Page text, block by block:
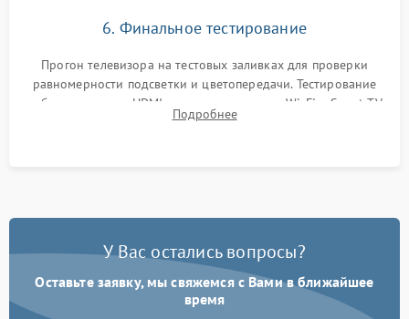
6. Финальное тестирование
Прогон телевизора на тестовых заливках для проверки
равномерности подсветки и цветопередачи. Тестирование
работы разъемов HDMI, динамиков, модуля Wi-Fi и Smart TV
в рабочем режиме в течение нескольких часов.
Подробнее
У Вас остались вопросы?
Оставьте заявку, мы свяжемся с Вами в ближайшее
время